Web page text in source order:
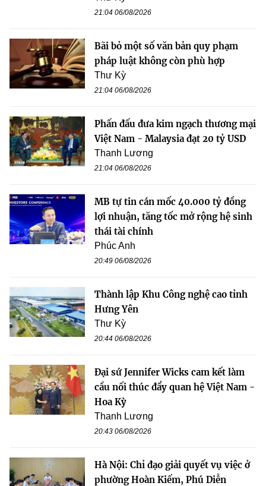
21:04 06/08/2026
Bãi bỏ một số văn bản quy phạm
pháp luật không còn phù hợp
Thư Kỳ
21:04 06/08/2026
Phấn đấu đưa kim ngạch thương mại
Việt Nam - Malaysia đạt 20 tỷ USD
Thanh Lương
21:04 06/08/2026
MB tự tin cán mốc 40.000 tỷ đồng
lợi nhuận, tăng tốc mở rộng hệ sinh
thái tài chính
Phúc Anh
20:49 06/08/2026
Thành lập Khu Công nghệ cao tỉnh
Hưng Yên
Thư Kỳ
20:44 06/08/2026
Đại sứ Jennifer Wicks cam kết làm
cầu nối thúc đẩy quan hệ Việt Nam -
Hoa Kỳ
Thanh Lương
20:43 06/08/2026
Hà Nội: Chỉ đạo giải quyết vụ việc ở
phường Hoàn Kiếm, Phú Diễn